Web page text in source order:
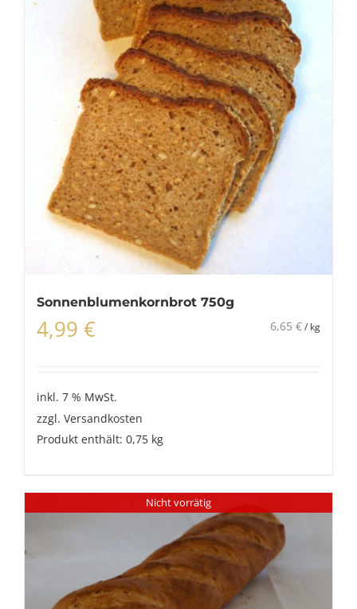
Sonnenblumenkornbrot 750g
4,99 € 6,65 €/ kg
inkl. 7 % MwSt.
zzgl. Versandkosten
Produkt enthält: 0,75 kg
Nicht vorrätig